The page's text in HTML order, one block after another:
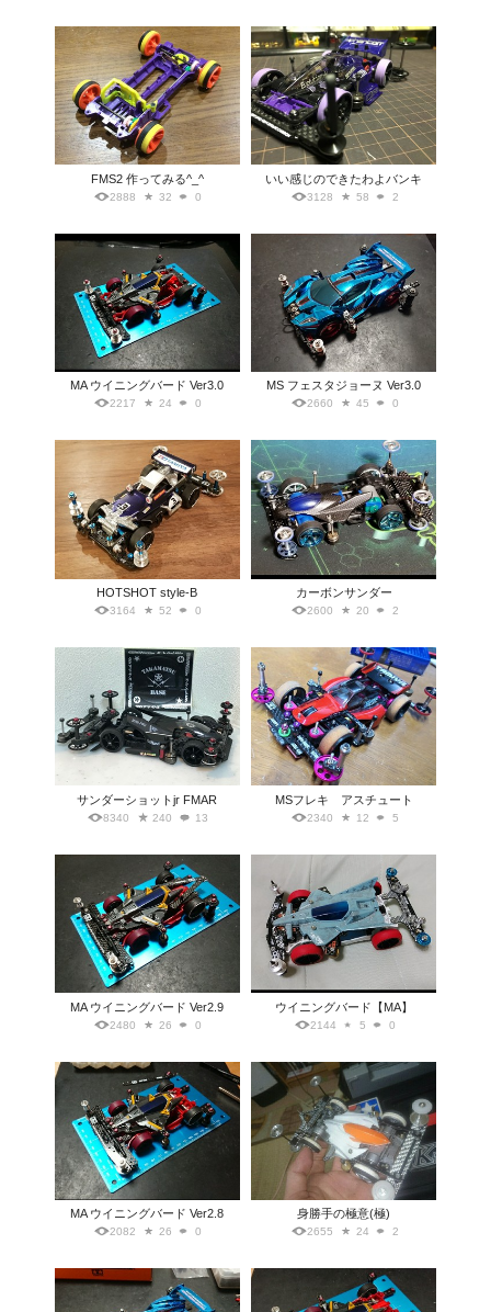
FMS2 作ってみる^_^
2888 32 0
いい感じのできたわよバンキ
3128 58 2
MA ウイニングバード Ver3.0
2217 24 0
MS フェスタジョーヌ Ver3.0
2660 45 0
HOTSHOT style-B
3164 52 0
カーボンサンダー
2600 20 2
サンダーショットjr FMAR
8340 240 13
MSフレキ アスチュート
2340 12 5
MA ウイニングバード Ver2.9
2480 26 0
ウイニングバード【MA】
2144 5 0
MA ウイニングバード Ver2.8
2082 26 0
身勝手の極意(極)
2655 24 2